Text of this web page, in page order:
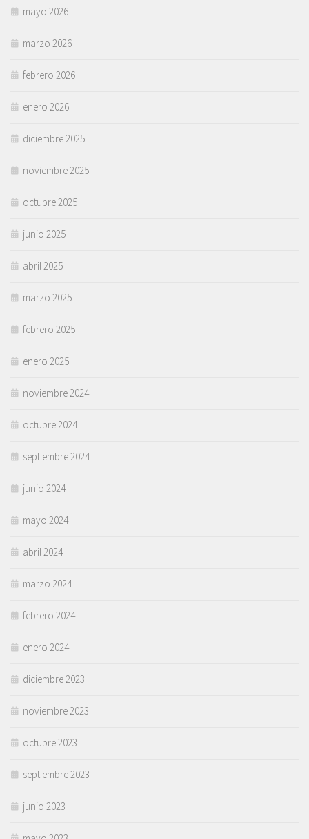
mayo 2026
marzo 2026
febrero 2026
enero 2026
diciembre 2025
noviembre 2025
octubre 2025
junio 2025
abril 2025
marzo 2025
febrero 2025
enero 2025
noviembre 2024
octubre 2024
septiembre 2024
junio 2024
mayo 2024
abril 2024
marzo 2024
febrero 2024
enero 2024
diciembre 2023
noviembre 2023
octubre 2023
septiembre 2023
junio 2023